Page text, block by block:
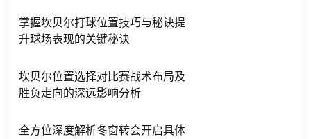
掌握坎贝尔打球位置技巧与秘诀提
升球场表现的关键秘诀
坎贝尔位置选择对比赛战术布局及
胜负走向的深远影响分析
全方位深度解析冬窗转会开启具体